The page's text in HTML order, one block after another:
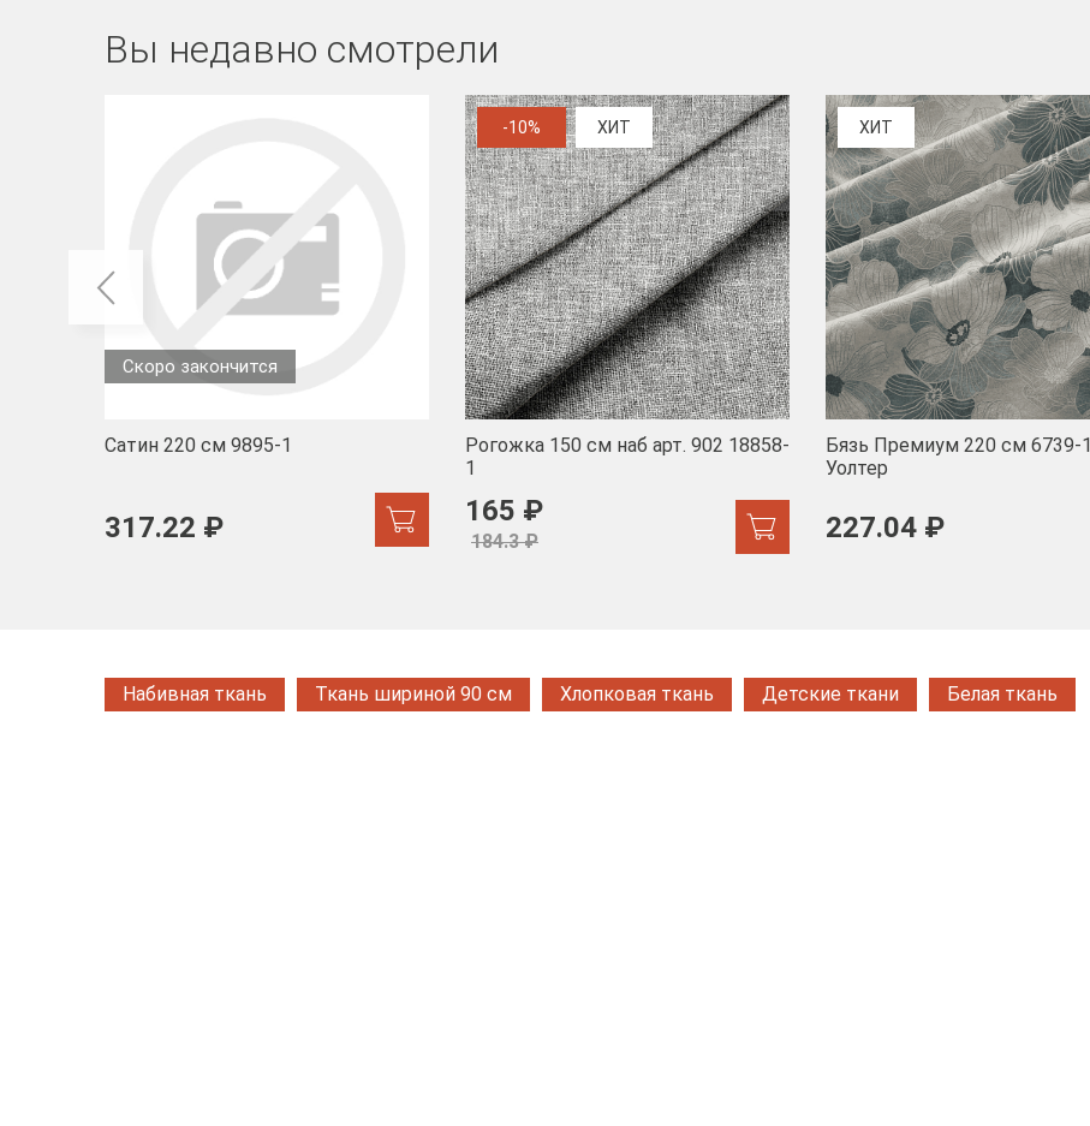
Вы недавно смотрели
Скоро закончится
Сатин 220 см 9895-1
317.22 ₽
-10% ХИТ
Рогожка 150 см наб арт. 902 18858-
1
165 ₽
184.3 ₽
ХИТ
Бязь Премиум 220 см 6739-1
Уолтер
227.04 ₽
Набивная ткань Ткань шириной 90 см Хлопковая ткань Детские ткани Белая ткань